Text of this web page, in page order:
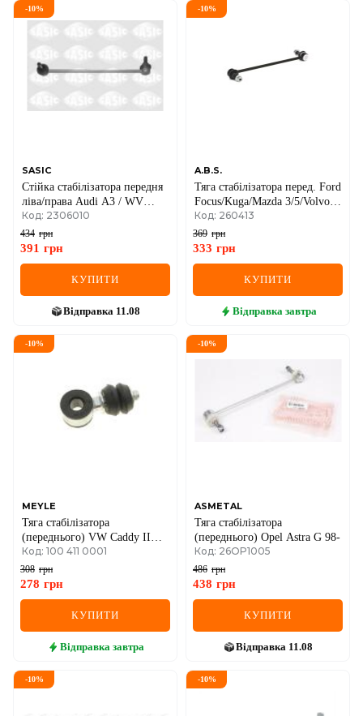
-10%
SASIC
Стійка стабілізатора передня
ліва/права Audi A3 / WV
Passat, Golf, Octavia, Caddy
III 2003–
Код: 2306010
434 грн
391 грн
КУПИТИ
Відправка 11.08
-10%
A.B.S.
Тяга стабілізатора перед. Ford
Focus/Kuga/Mazda 3/5/Volvo
C30/V50 03-
Код: 260413
369 грн
333 грн
КУПИТИ
Відправка завтра
-10%
MEYLE
Тяга стабілізатора
(переднього) VW Caddy II
-03
Код: 100 411 0001
308 грн
278 грн
КУПИТИ
Відправка завтра
-10%
ASMETAL
Тяга стабілізатора
(переднього) Opel Astra G 98-
Код: 26OP1005
486 грн
438 грн
КУПИТИ
Відправка 11.08
-10% -10%